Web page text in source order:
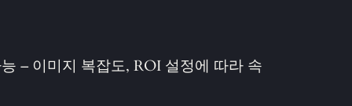
– 이미지 복잡도, ROI 설정에 따라 속